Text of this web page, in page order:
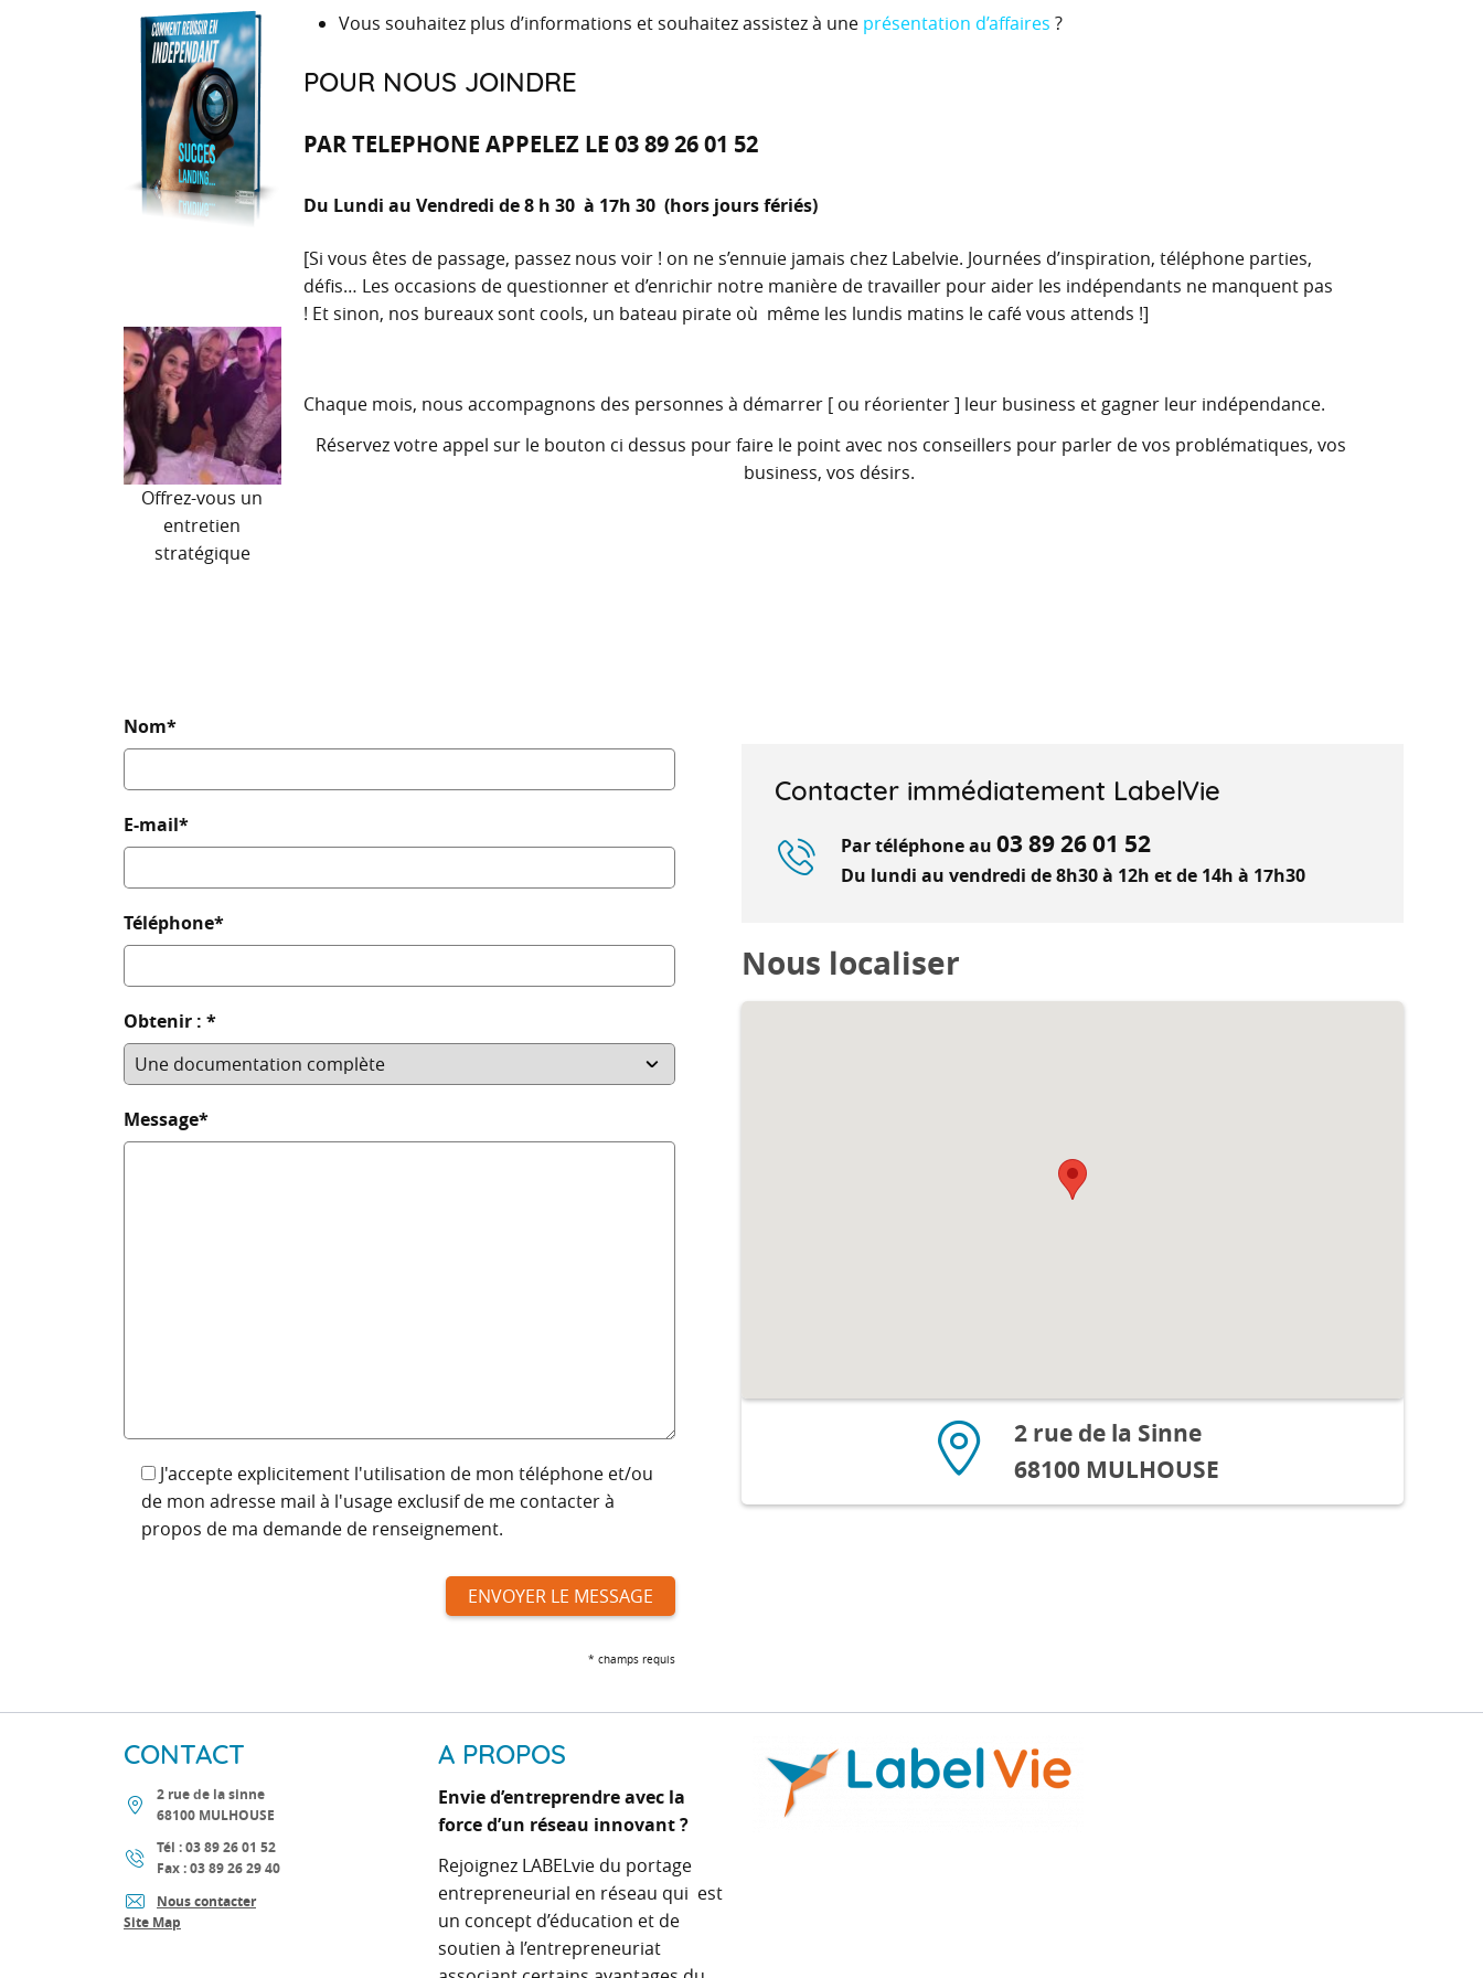
Offrez-vous un
entretien
stratégique
Vous souhaitez plus d’informations et souhaitez assistez à une présentation d’affaires ?
POUR NOUS JOINDRE
PAR TELEPHONE APPELEZ LE 03 89 26 01 52
Du Lundi au Vendredi de 8 h 30 à 17h 30 (hors jours fériés)
[Si vous êtes de passage, passez nous voir ! on ne s’ennuie jamais chez Labelvie. Journées d’inspiration, téléphone parties,
défis… Les occasions de questionner et d’enrichir notre manière de travailler pour aider les indépendants ne manquent pas
! Et sinon, nos bureaux sont cools, un bateau pirate où même les lundis matins le café vous attends !]
Chaque mois, nous accompagnons des personnes à démarrer [ ou réorienter ] leur business et gagner leur indépendance.
Réservez votre appel sur le bouton ci dessus pour faire le point avec nos conseillers pour parler de vos problématiques, vos
business, vos désirs.
Nom*
E-mail*
Téléphone*
Obtenir : *
Message*
J'accepte explicitement l'utilisation de mon téléphone et/ou
de mon adresse mail à l'usage exclusif de me contacter à
propos de ma demande de renseignement.
* champs requis
Contacter immédiatement LabelVie
Par téléphone au 03 89 26 01 52
Du lundi au vendredi de 8h30 à 12h et de 14h à 17h30
Nous localiser
2 rue de la Sinne
68100 MULHOUSE
CONTACT
2 rue de la sinne
68100 MULHOUSE
Tél : 03 89 26 01 52
Fax : 03 89 26 29 40
Nous contacter
Site Map
A PROPOS
Envie d’entreprendre avec la
force d’un réseau innovant ?
Rejoignez LABELvie du portage
entrepreneurial en réseau qui est
un concept d’éducation et de
soutien à l’entrepreneuriat